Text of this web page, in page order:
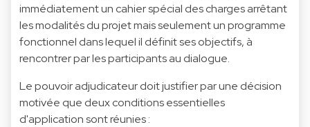
immédiatement un cahier spécial des charges arrêtant
les modalités du projet mais seulement un programme
fonctionnel dans lequel il définit ses objectifs, à
rencontrer par les participants au dialogue.
Le pouvoir adjudicateur doit justifier par une décision
motivée que deux conditions essentielles
d'application sont réunies :